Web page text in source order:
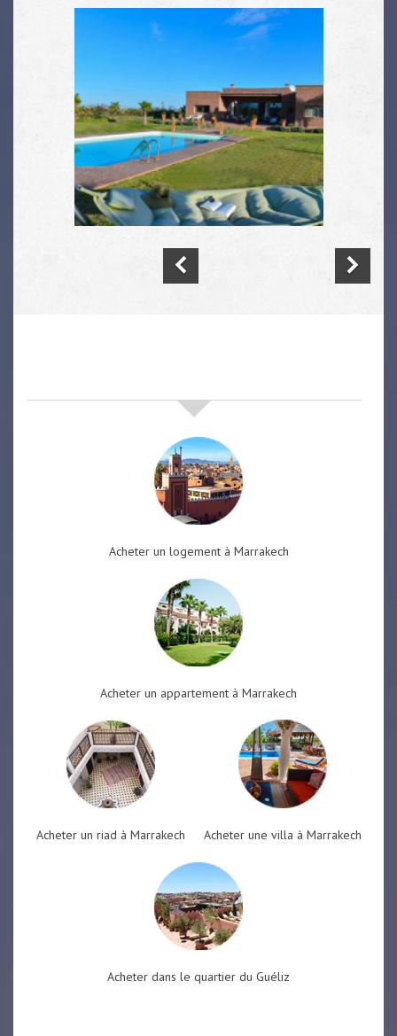
Acheter un logement à Marrakech
Acheter un appartement à Marrakech
Acheter un riad à Marrakech Acheter une villa à Marrakech
Acheter dans le quartier du Guéliz